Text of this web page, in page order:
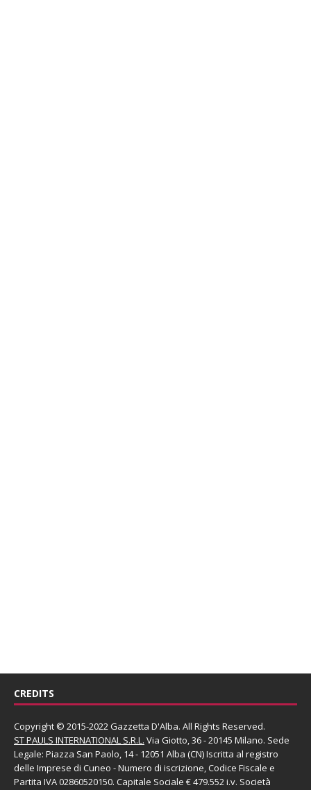
CREDITS
Copyright © 2015-2022 Gazzetta D'Alba. All Rights Reserved.
ST PAULS INTERNATIONAL S.R.L. Via Giotto, 36 - 20145 Milano. Sede
Legale: Piazza San Paolo, 14 - 12051 Alba (CN) Iscritta al registro
delle Imprese di Cuneo - Numero di iscrizione, Codice Fiscale e
Partita IVA 02860520150. Capitale Sociale € 479.552 i.v. Società